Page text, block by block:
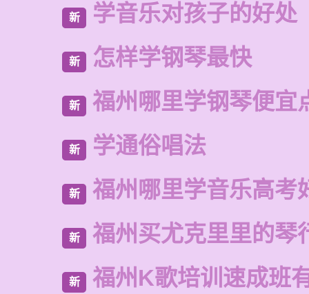
新 学音乐对孩子的好处
新 怎样学钢琴最快
新 福州哪里学钢琴便宜
新 学通俗唱法
新 福州哪里学音乐高考
新 福州买尤克里里的琴
新 福州K歌培训速成班